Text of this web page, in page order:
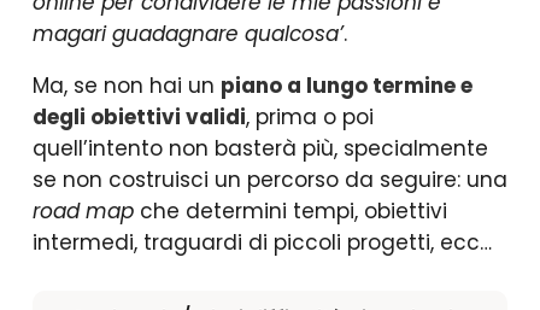
magari guadagnare qualcosa’.
Ma, se non hai un piano a lungo termine e
degli obiettivi validi, prima o poi
quell’intento non basterà più, specialmente
se non costruisci un percorso da seguire: una
road mapche determini tempi, obiettivi
intermedi, traguardi di piccoli progetti, ecc…